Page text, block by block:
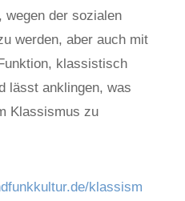
wegen der sozialen
werden, aber auch mit
klassistisch
lässt anklingen, was
Klassismus zu
klassism